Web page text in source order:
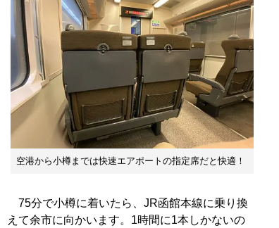
空港から小樽までは快速エアポートの指定席だと快適！
75分で小樽に着いたら、JR函館本線に乗り換
えて余市に向かいます。1時間に1本しかないの